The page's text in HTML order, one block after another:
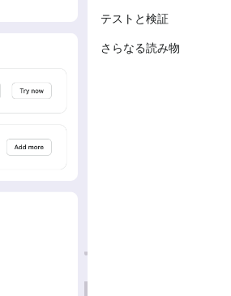
テストと検証
さらなる読み物